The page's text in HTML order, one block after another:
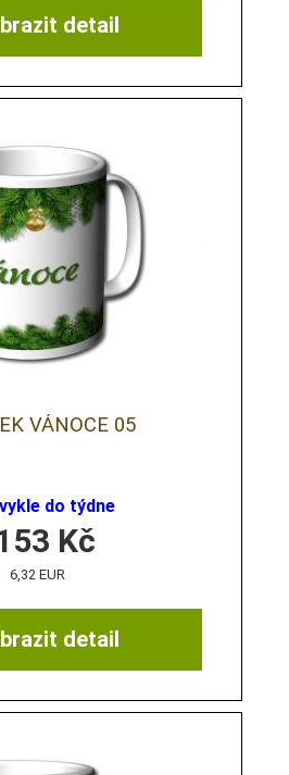
detail
VÁNOCE 05
do týdne
detail
Kč
6,32 EUR